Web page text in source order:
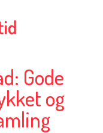
Gode
og